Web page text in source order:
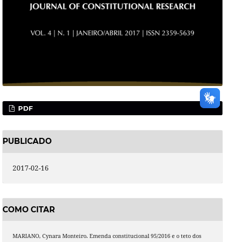
PDF
PUBLICADO
2017-02-16
COMO CITAR
MARIANO, Cynara Monteiro. Emenda constitucional 95/2016 e o teto dos